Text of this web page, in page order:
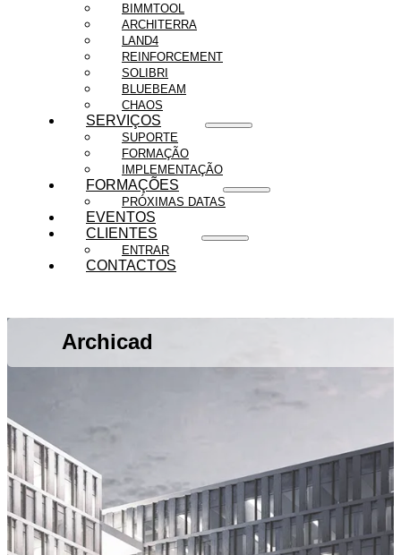
BIMMTOOL
ARCHITERRA
LAND4
REINFORCEMENT
SOLIBRI
BLUEBEAM
CHAOS
SERVIÇOS
SUPORTE
FORMAÇÃO
IMPLEMENTAÇÃO
FORMAÇÕES
PRÓXIMAS DATAS
EVENTOS
CLIENTES
ENTRAR
CONTACTOS
Archicad